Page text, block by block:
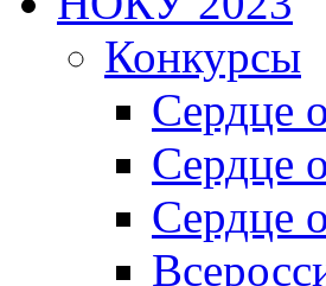
Конкурсы
Сердце
Сердце
Сердце